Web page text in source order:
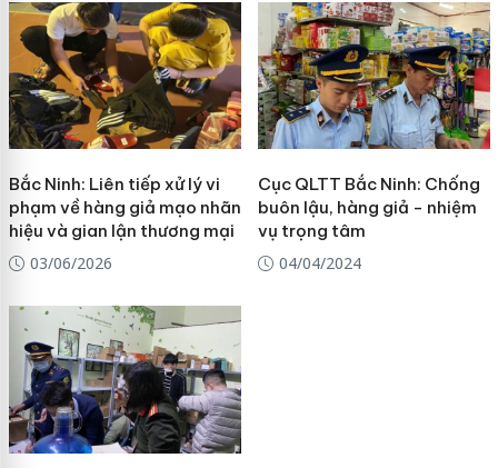
Bắc Ninh: Liên tiếp xử lý vi
phạm về hàng giả mạo nhãn
hiệu và gian lận thương mại
03/06/2026
Cục QLTT Bắc Ninh: Chống
buôn lậu, hàng giả - nhiệm
vụ trọng tâm
04/04/2024